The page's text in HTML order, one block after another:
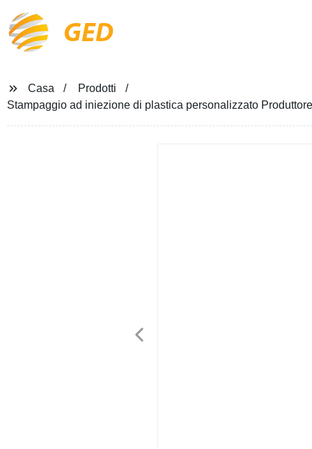
GED
Casa
Prodotti
Stampaggio ad iniezione di plastica personalizzato